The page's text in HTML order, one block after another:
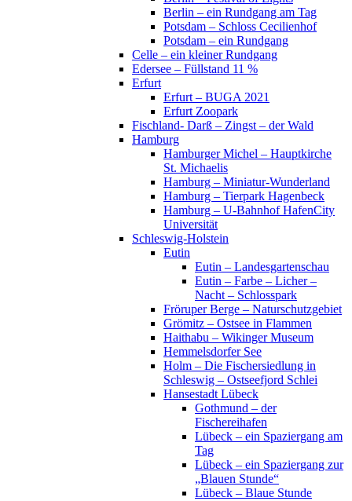
Berlin – ein Rundgang am Tag
Potsdam – Schloss Cecilienhof
Potsdam – ein Rundgang
Celle – ein kleiner Rundgang
Edersee – Füllstand 11 %
Erfurt
Erfurt – BUGA 2021
Erfurt Zoopark
Fischland- Darß – Zingst – der Wald
Hamburg
Hamburger Michel – Hauptkirche
St. Michaelis
Hamburg – Miniatur-Wunderland
Hamburg – Tierpark Hagenbeck
Hamburg – U-Bahnhof HafenCity
Universität
Schleswig-Holstein
Eutin
Eutin – Landesgartenschau
Eutin – Farbe – Licher –
Nacht – Schlosspark
Fröruper Berge – Naturschutzgebiet
Grömitz – Ostsee in Flammen
Haithabu – Wikinger Museum
Hemmelsdorfer See
Holm – Die Fischersiedlung in
Schleswig – Ostseefjord Schlei
Hansestadt Lübeck
Gothmund – der
Fischereihafen
Lübeck – ein Spaziergang am
Tag
Lübeck – ein Spaziergang zur
„Blauen Stunde“
Lübeck – Blaue Stunde